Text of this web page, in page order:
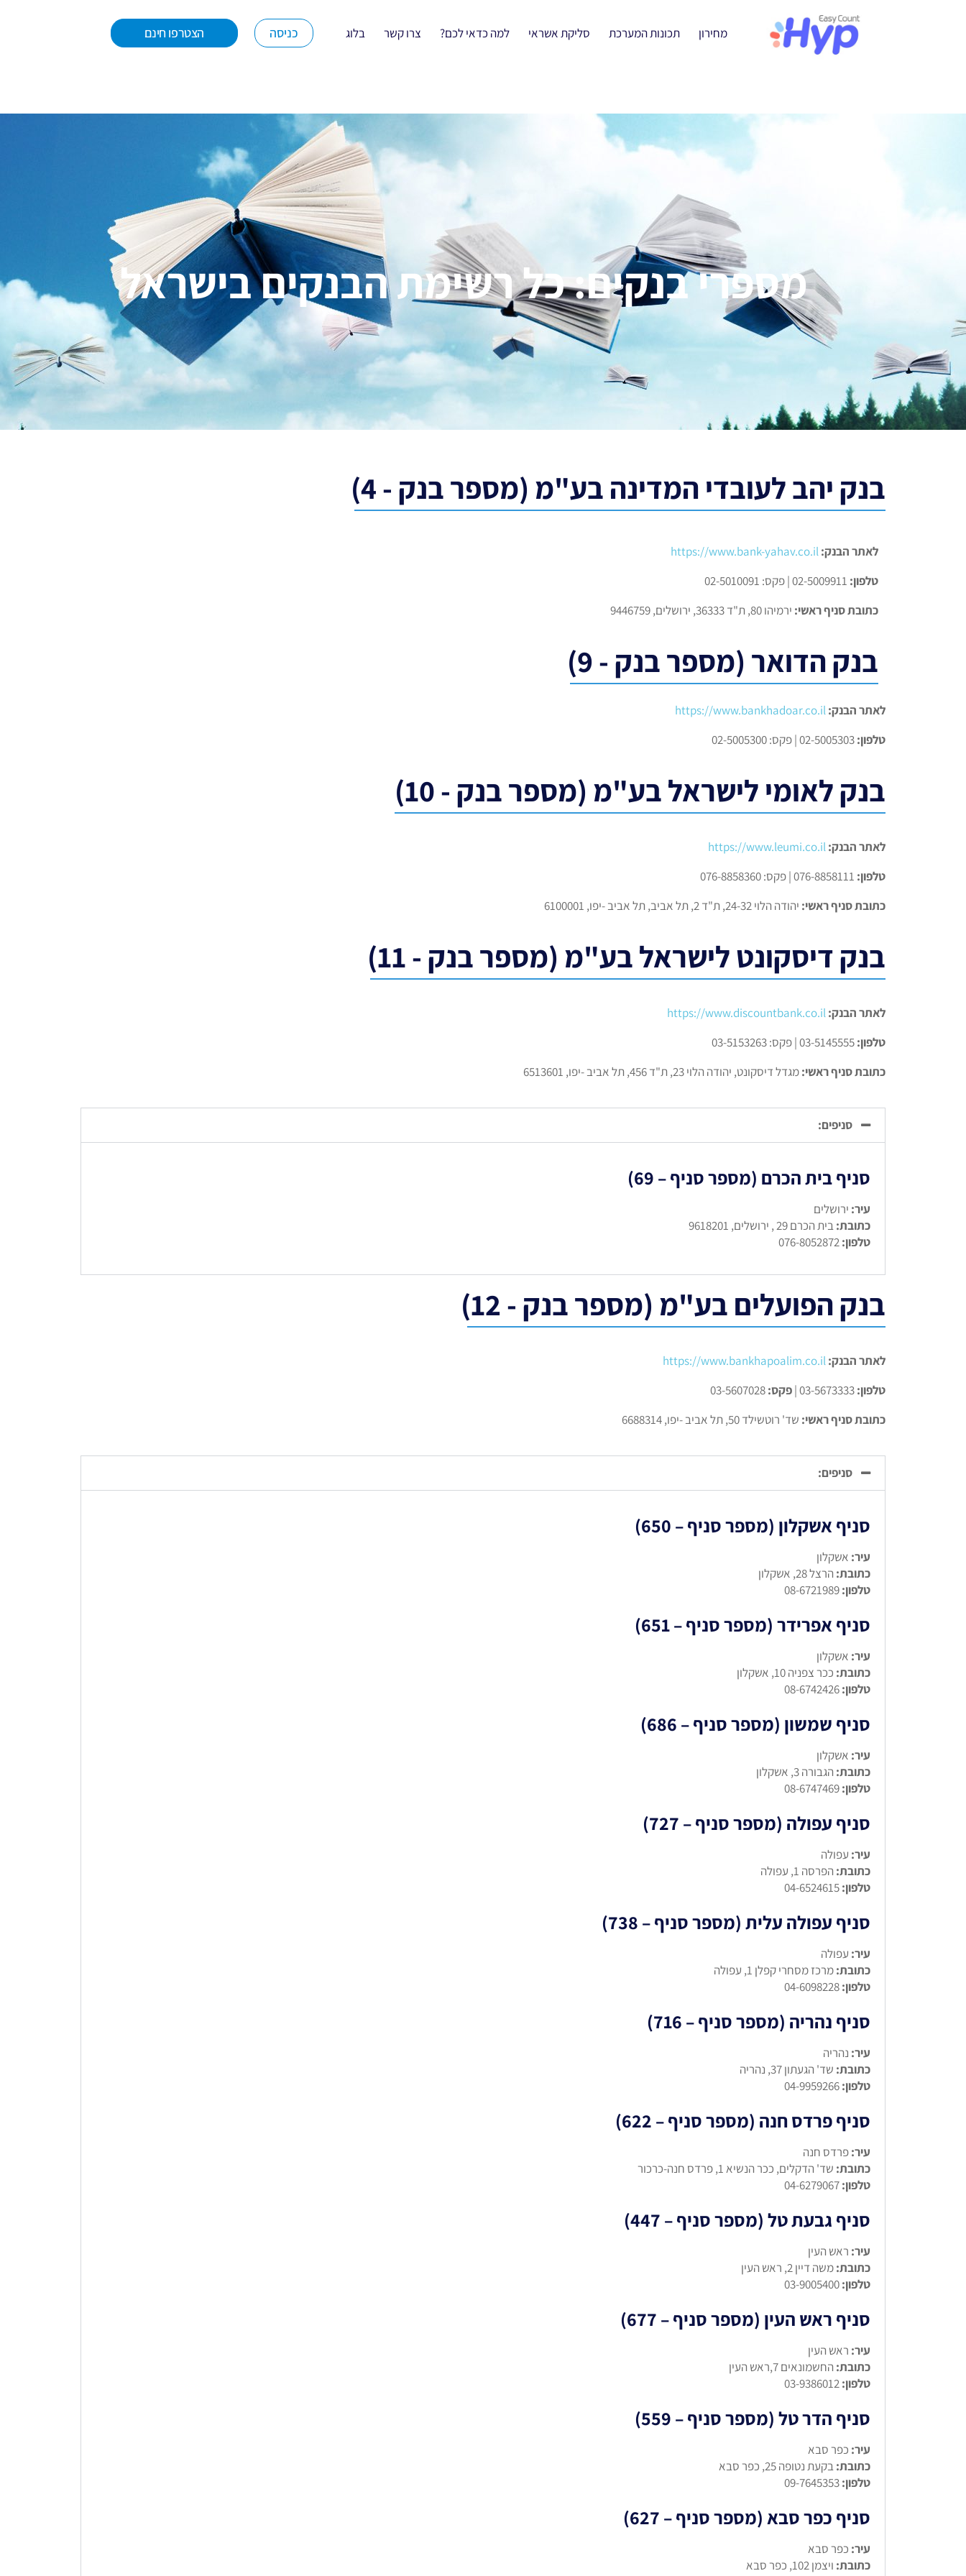
מחירון תכונות המערכת סליקת אשראי למה כדאי לכם? צרו קשר בלוג כניסה הצטרפו חינם
מספרי בנקים: כל רשימת הבנקים בישראל
בנק יהב לעובדי המדינה בע"מ (מספר בנק - 4)
לאתר הבנק:https://www.bank-yahav.co.il
טלפון:
כתובת סניף ראשי: ירמיהו 80, ת"ד 36333, ירושלים, 9446759
בנק הדואר (מספר בנק - 9)
לאתר הבנק:https://www.bankhadoar.co.il
טלפון:
בנק לאומי לישראל בע"מ (מספר בנק - 10)
לאתר הבנק:https://www.leumi.co.il
טלפון:
כתובת סניף ראשי: יהודה הלוי 24-32, ת"ד 2, תל אביב, תל אביב -יפו, 6100001
בנק דיסקונט לישראל בע"מ (מספר בנק - 11)
לאתר הבנק:https://www.discountbank.co.il
טלפון:
כתובת סניף ראשי:מגדל דיסקונט, יהודה הלוי 23, ת"ד 456, תל אביב -יפו, 6513601
סניפים:
סניף בית הכרם (מספר סניף – 69)
עיר: ירושלים
כתובת:בית הכרם 29 , ירושלים, 9618201
טלפון:
בנק הפועלים בע"מ (מספר בנק - 12)
לאתר הבנק:https://www.bankhapoalim.co.il
טלפון:
פקס:
כתובת סניף ראשי: שד' רוטשילד 50, תל אביב -יפו, 6688314
סניפים:
סניף אשקלון (מספר סניף – 650)
עיר: אשקלון
כתובת:הרצל 28, אשקלון
טלפון:
סניף אפרידר (מספר סניף – 651)
עיר: אשקלון
כתובת: ככר צפניה 10, אשקלון
טלפון:
סניף שמשון (מספר סניף – 686)
עיר: אשקלון
כתובת:הגבורה 3, אשקלון
טלפון:
סניף עפולה (מספר סניף – 727)
עיר: עפולה
כתובת:הפרסה 1, עפולה
טלפון:
סניף עפולה עלית (מספר סניף – 738)
עיר: עפולה
כתובת:מרכז מסחרי קפלן 1, עפולה
טלפון:
סניף נהריה (מספר סניף – 716)
עיר: נהריה
כתובת: שד' הגעתון 37, נהריה
טלפון:
סניף פרדס חנה (מספר סניף – 622)
עיר:פרדס חנה
כתובת: שד' הדקלים, ככר הנשיא 1, פרדס חנה-כרכור
טלפון:
סניף גבעת טל (מספר סניף – 447)
עיר: ראש העין
כתובת:משה דיין 2, ראש העין
טלפון:
סניף ראש העין (מספר סניף – 677)
עיר: ראש העין
כתובת:החשמונאים 7,ראש העין
טלפון:
סניף הדר טל (מספר סניף – 559)
עיר: כפר סבא
כתובת:בקעת נטופה 25, כפר סבא
טלפון:
סניף כפר סבא (מספר סניף – 627)
עיר: כפר סבא
כתובת: ויצמן 102, כפר סבא